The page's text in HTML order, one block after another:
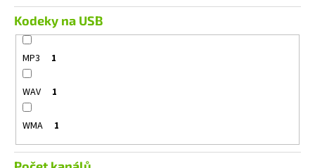
Kodeky na USB
MP3 1
WAV 1
WMA 1